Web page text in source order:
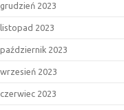
grudzień 2023
listopad 2023
październik 2023
wrzesień 2023
czerwiec 2023